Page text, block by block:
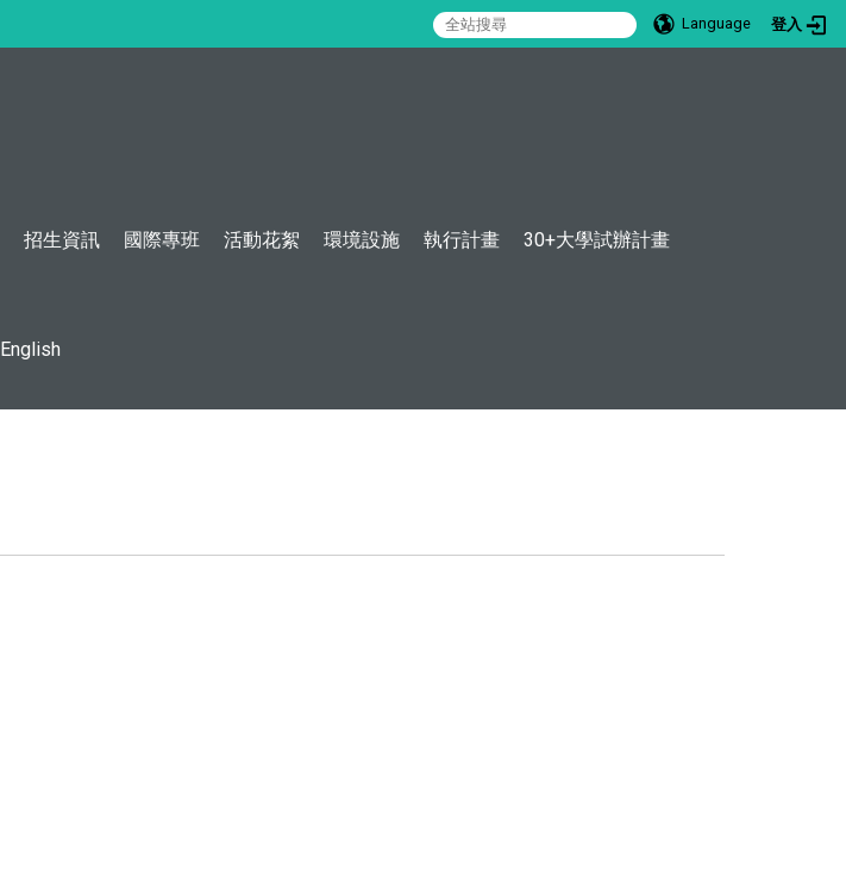
Language 登入
招生資訊 國際專班 活動花絮 環境設施 執行計畫 30+大學試辦計畫
English